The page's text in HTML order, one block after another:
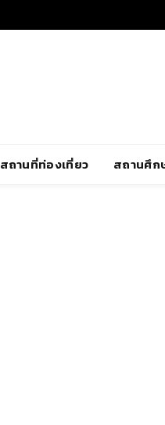
สถานที่ท่องเที่ยว สถานศึก